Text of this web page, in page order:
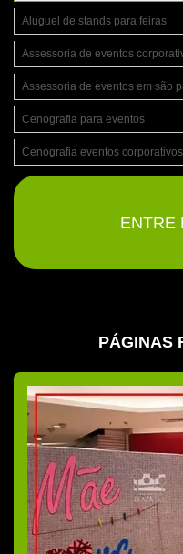
Aluguel de stands para feiras
Assessoria de eventos
Assessoria de eventos em são
Cenografia para eventos
Cenografia eventos corporativos
Cenografia em geral
Criação de cenografia para
Decoração de eventos
Decoração para eventos
Decoração de eventos empresa
Decoração de eventos
Decoração de showroom
ENTRE
PÁGINAS